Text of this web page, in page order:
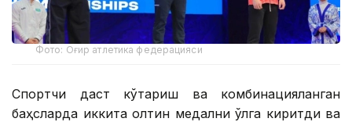
Фото: Оғир атлетика федерацияси
Спортчи даст кўтариш ва комбинацияланган
баҳсларда иккита олтин медални қўлга киритди ва